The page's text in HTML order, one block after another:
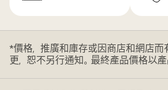
*價格，推廣和庫存或因商店和網店而
更，恕不另行通知。最終產品價格以產